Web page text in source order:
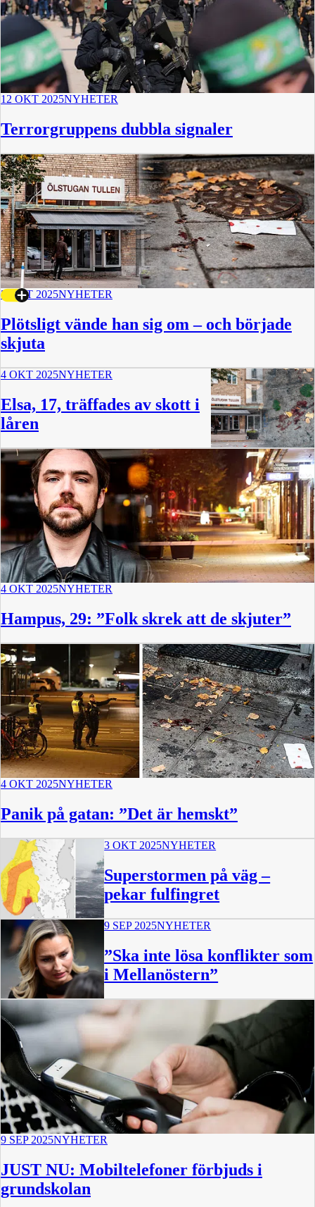
12 OKT 2025NYHETER
Terrorgruppens dubbla signaler
5 OKT 2025NYHETER
Plötsligt vände han sig om – och började
skjuta
4 OKT 2025NYHETER
Elsa, 17, träffades av skott i
låren
4 OKT 2025NYHETER
Hampus, 29: ”Folk skrek att de skjuter”
4 OKT 2025NYHETER
Panik på gatan: ”Det är hemskt”
3 OKT 2025NYHETER
Superstormen på väg –
pekar fulfingret
9 SEP 2025NYHETER
”Ska inte lösa konflikter som
i Mellanöstern”
9 SEP 2025NYHETER
JUST NU: Mobiltelefoner förbjuds i
grundskolan